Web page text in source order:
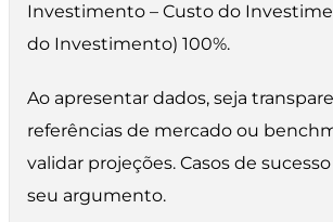
Investimento – Custo do
do Investimento) 100%.
Ao apresentar dados, seja
referências de mercado ou
validar projeções. Casos de
seu argumento.